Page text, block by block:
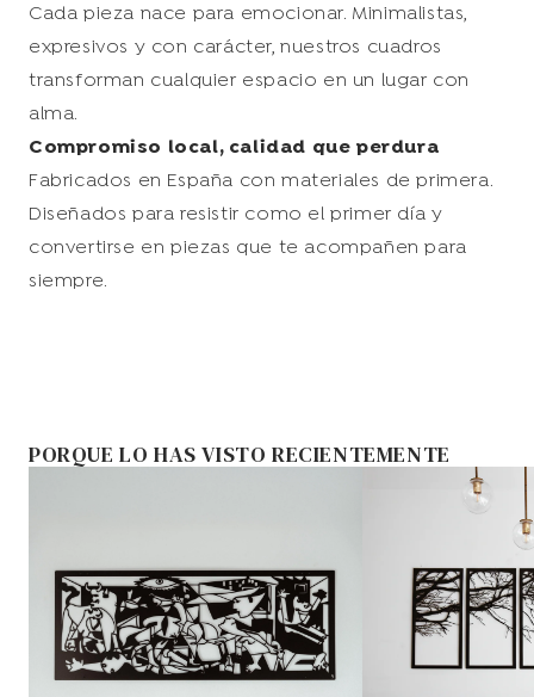
Cada pieza nace para emocionar. Minimalistas,
expresivos y con carácter, nuestros cuadros
transforman cualquier espacio en un lugar con
alma.
Compromiso local, calidad que perdura
Fabricados en España con materiales de primera.
Diseñados para resistir como el primer día y
convertirse en piezas que te acompañen para
siempre.
PORQUE LO HAS VISTO RECIENTEMENTE